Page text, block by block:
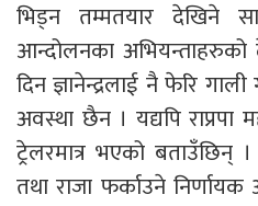
भिड्न तम्मतयार देखिने
आन्दोलनका
दिन ज्ञानेन्द्रलाई नै फेरि
अवस्था छैन । यद्यपि राप्रपा
ट्रेलरमात्र भएको
तथा राजा फर्काउने